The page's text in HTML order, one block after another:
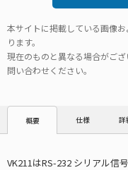
本サイトに掲載している画像
ります。
現在のものと異なる場合がご
問い合わせください。
概要 仕様 詳
VK211はRS-232 シリアル信